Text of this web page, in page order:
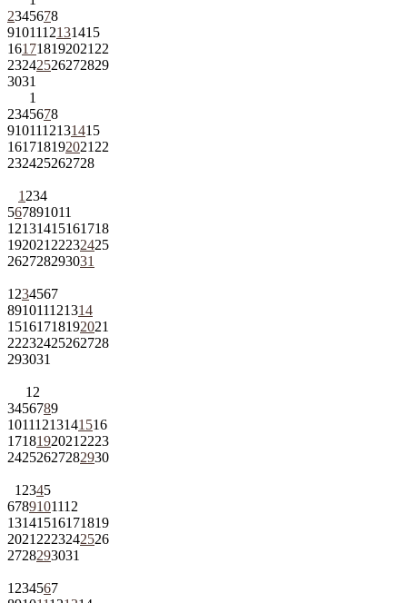
2345678
9101112131415
161718192021 22
23242526272829
3031
1
2345678
9101112131415
161718192021 22
232425262728
1 234
567891011
12131415161718
192021 22232425
262728293031
1 234567
891011121314
15161718192021
22232425262728
293031
1 2
3456789
10111213141516
1718192021 2223
24252627282930
1 2345
6789101112
13141516171819
2021 2223242526
2728293031
1 234567